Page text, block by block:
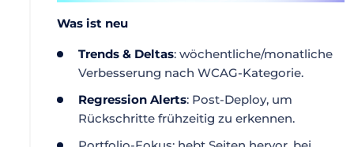
Was ist neu
Trends & Deltas: wöchentliche/monatliche
Verbesserung nach WCAG-Kategorie.
Regression Alerts: Post-Deploy, um
Rückschritte frühzeitig zu erkennen.